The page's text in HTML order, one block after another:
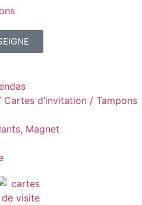
d’invitation / Tampons
Magnet